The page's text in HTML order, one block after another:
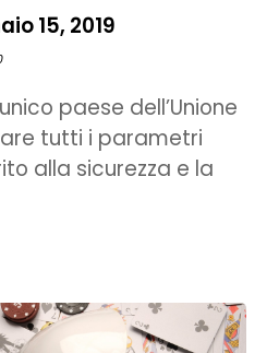
15, 2019
paese dell’Unione
tutti i parametri
alla sicurezza e la